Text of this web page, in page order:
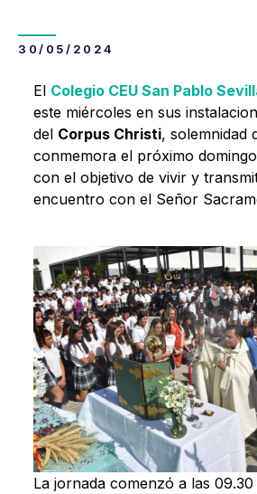
30/05/2024
El Colegio CEU San Pablo Sevill
este miércoles en sus
del Corpus Christi, solemnidad
conmemora el próximo
con el objetivo de vivir y
encuentro con el Señor
La jornada comenzó a las